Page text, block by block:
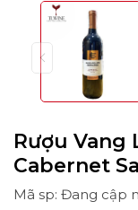
Rượu Vang
Cabernet
Mã sp: Đang cập